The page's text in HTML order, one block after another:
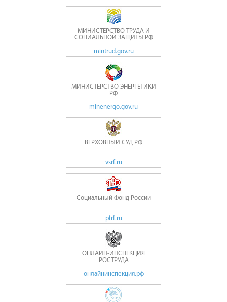
МИНИСТЕРСТВО ТРУДА И
СОЦИАЛЬНОЙ ЗАЩИТЫ РФ
mintrud.gov.ru
МИНИСТЕРСТВО ЭНЕРГЕТИКИ
РФ
minenergo.gov.ru
ВЕРХОВНЫЙ СУД РФ
vsrf.ru
Социальный Фонд России
pfrf.ru
ОНЛАЙН-ИНСПЕКЦИЯ
РОСТРУДА
онлайнинспекция.рф